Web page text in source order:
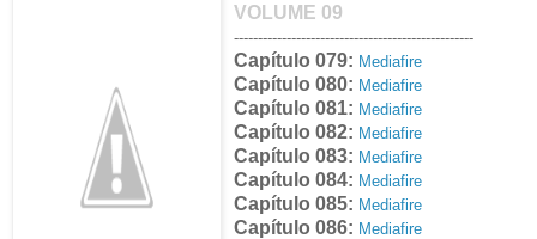
VOLUME 09
--------------------------------------------------
Capítulo 079: Mediafire
Capítulo 080: Mediafire
Capítulo 081: Mediafire
Capítulo 082: Mediafire
Capítulo 083: Mediafire
Capítulo 084: Mediafire
Capítulo 085: Mediafire
Capítulo 086: Mediafire